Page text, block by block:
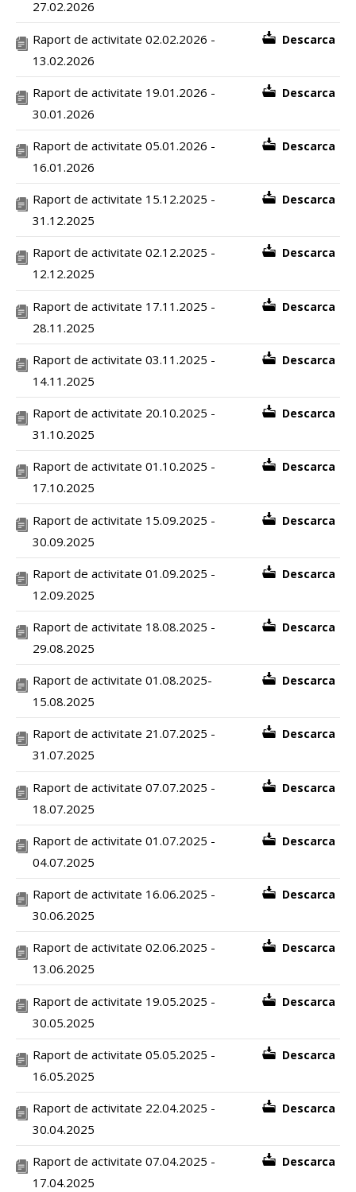
27.02.2026
Raport de activitate 02.02.2026 -
13.02.2026
Descarca
Raport de activitate 19.01.2026 -
30.01.2026
Descarca
Raport de activitate 05.01.2026 -
16.01.2026
Descarca
Raport de activitate 15.12.2025 -
31.12.2025
Descarca
Raport de activitate 02.12.2025 -
12.12.2025
Descarca
Raport de activitate 17.11.2025 -
28.11.2025
Descarca
Raport de activitate 03.11.2025 -
14.11.2025
Descarca
Raport de activitate 20.10.2025 -
31.10.2025
Descarca
Raport de activitate 01.10.2025 -
17.10.2025
Descarca
Raport de activitate 15.09.2025 -
30.09.2025
Descarca
Raport de activitate 01.09.2025 -
12.09.2025
Descarca
Raport de activitate 18.08.2025 -
29.08.2025
Descarca
Raport de activitate 01.08.2025-
15.08.2025
Descarca
Raport de activitate 21.07.2025 -
31.07.2025
Descarca
Raport de activitate 07.07.2025 -
18.07.2025
Descarca
Raport de activitate 01.07.2025 -
04.07.2025
Descarca
Raport de activitate 16.06.2025 -
30.06.2025
Descarca
Raport de activitate 02.06.2025 -
13.06.2025
Descarca
Raport de activitate 19.05.2025 -
30.05.2025
Descarca
Raport de activitate 05.05.2025 -
16.05.2025
Descarca
Raport de activitate 22.04.2025 -
30.04.2025
Descarca
Raport de activitate 07.04.2025 -
17.04.2025
Descarca